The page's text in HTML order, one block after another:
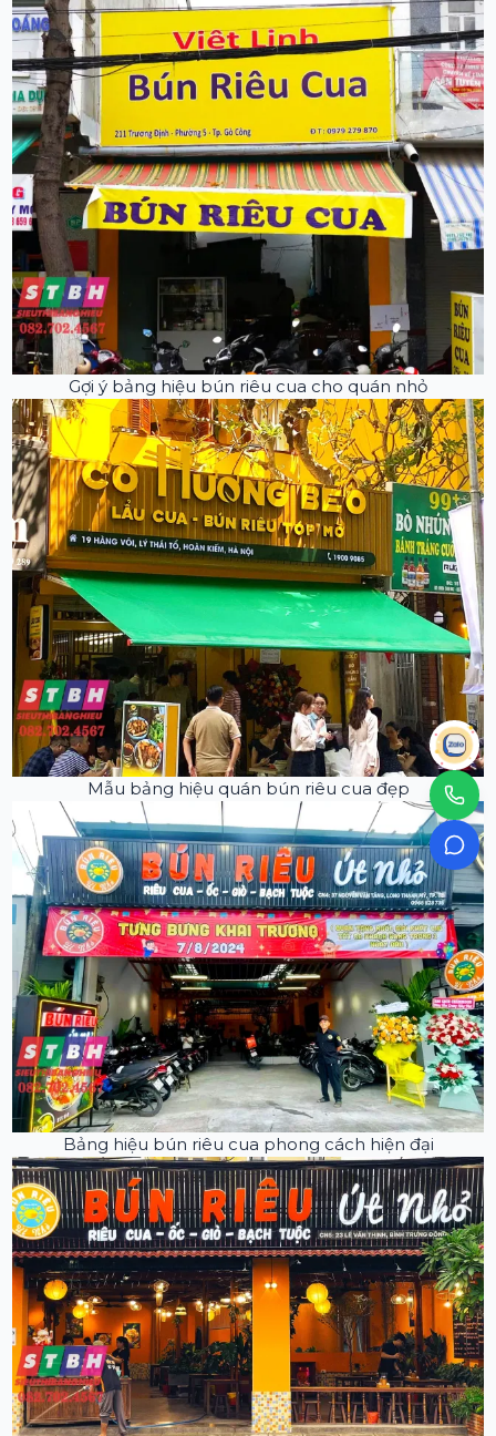
Gợi ý bảng hiệu bún riêu cua cho quán nhỏ
Mẫu bảng hiệu quán bún riêu cua đẹp
Bảng hiệu bún riêu cua phong cách hiện đại